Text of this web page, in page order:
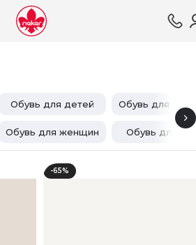
Обувь для детей
Обувь для женщин
Обувь для
Обувь для
-65%